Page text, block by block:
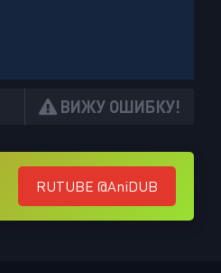
ВИЖУ ОШИБКУ!
RUTUBE @AniDUB